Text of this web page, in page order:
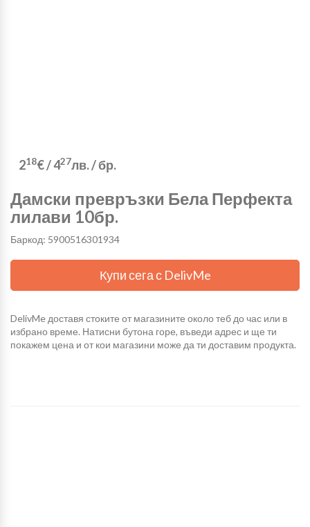
218€/427лв./ бр.
Дамски превръзки Бела Перфекта
лилави 10бр.
Баркод: 5900516301934
Купи сега с DelivMe
DelivMe доставя стоките от магазините около теб до час или в
избрано време. Натисни бутона горе, въведи адрес и ще ти
покажем цена и от кои магазини може да ти доставим продукта.